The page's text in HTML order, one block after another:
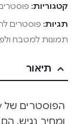
קטגוריות:
תגיות: פוסטרים
תמונות למטבח
תיאור